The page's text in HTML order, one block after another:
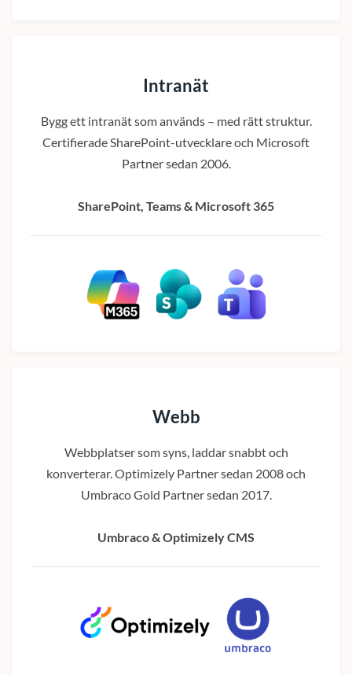
Intranät
Bygg ett intranät som används – med rätt struktur.
Certifierade SharePoint-utvecklare och Microsoft
Partner sedan 2006.
SharePoint, Teams & Microsoft 365
Webb
Webbplatser som syns, laddar snabbt och
konverterar. Optimizely Partner sedan 2008 och
Umbraco Gold Partner sedan 2017.
Umbraco & Optimizely CMS